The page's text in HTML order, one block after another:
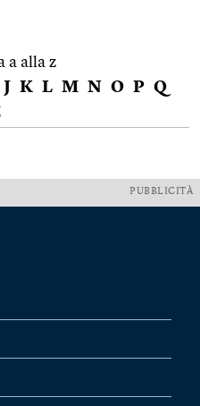
a alla z
J K L M N O P Q
PUBBLICITÀ